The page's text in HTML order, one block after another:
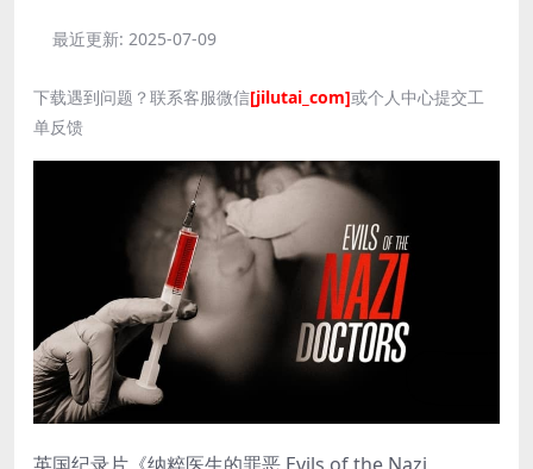
最近更新: 2025-07-09
下载遇到问题？联系客服微信[jilutai_com]或个人中心提交工
单反馈